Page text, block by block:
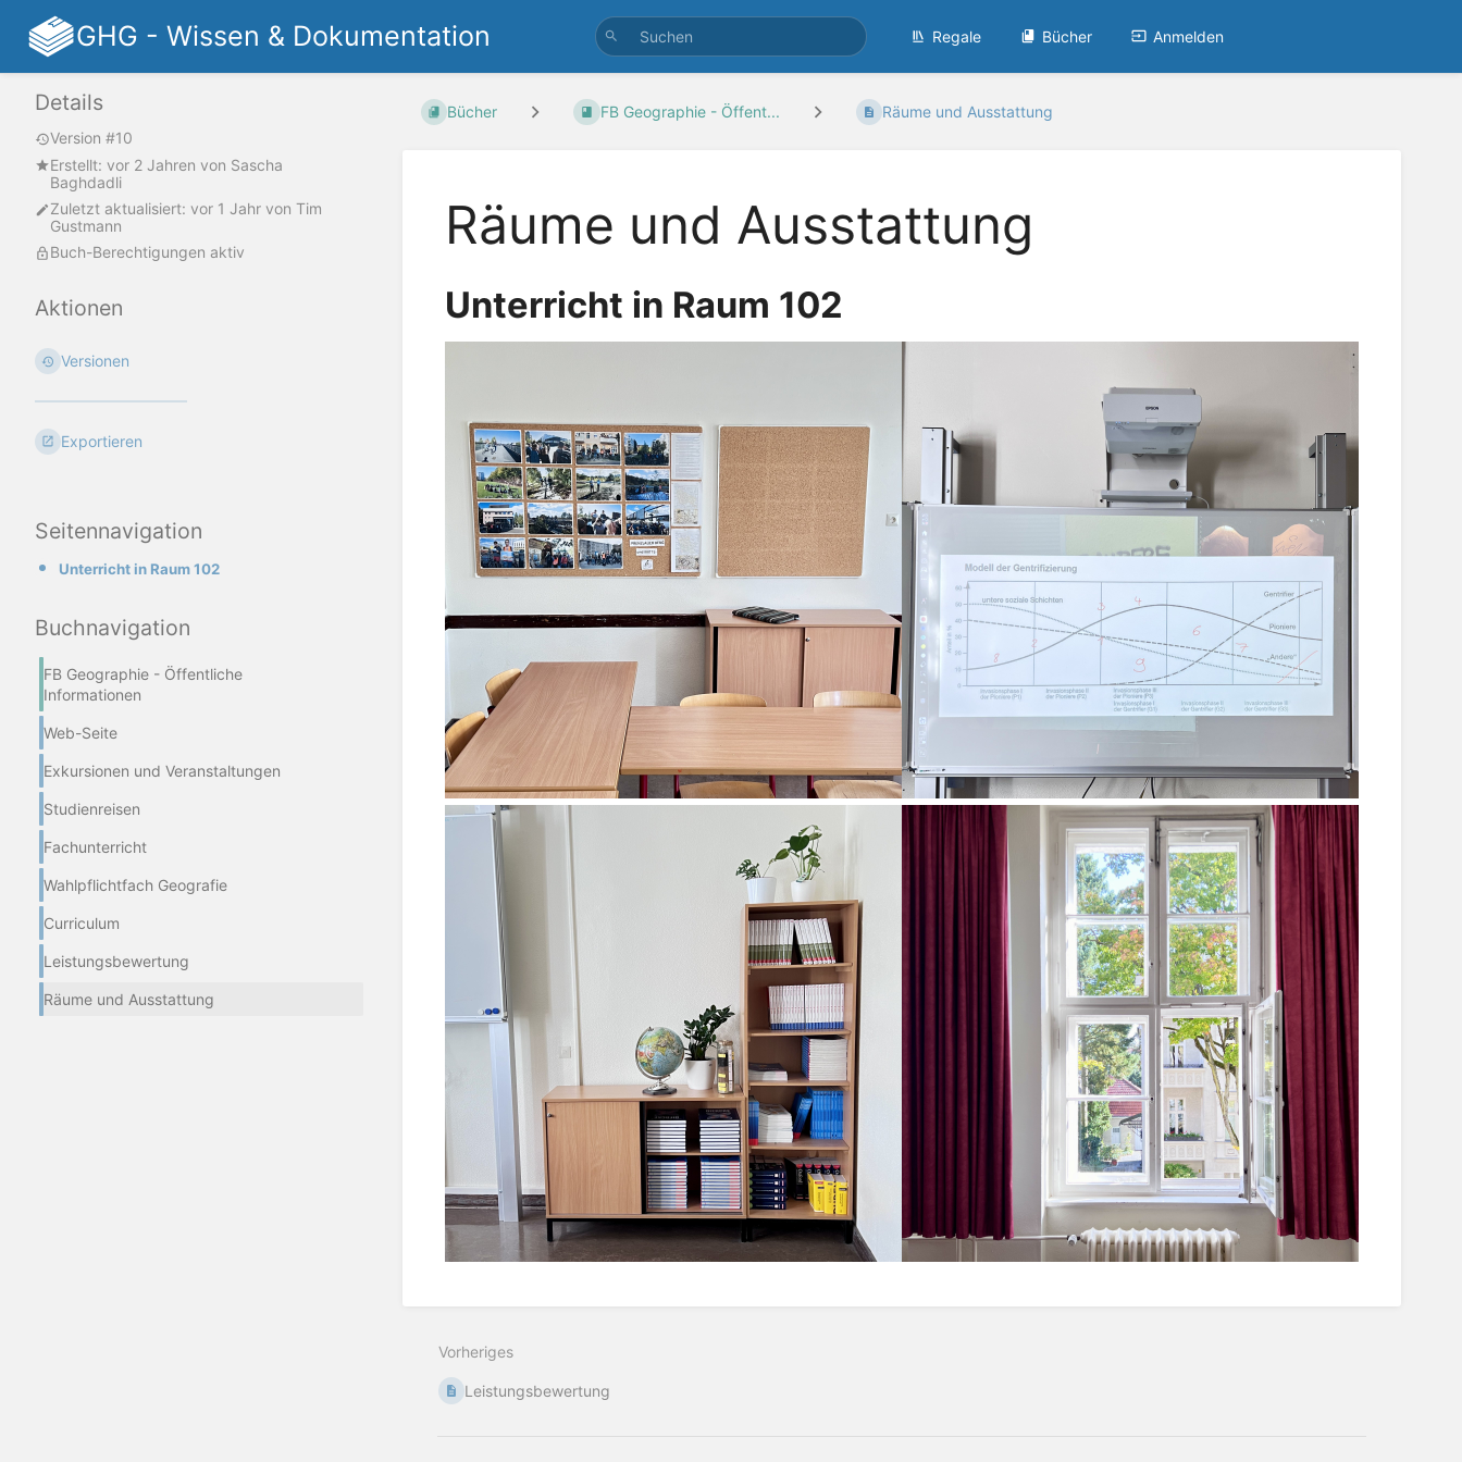
GHG - Wissen & Dokumentation Regale Bücher Anmelden
Seitennavigation
Unterricht in Raum 102
Buchnavigation
FB Geographie - Öffentliche
Informationen
Web-Seite
Exkursionen und Veranstaltungen
Studienreisen
Fachunterricht
Wahlpflichtfach Geografie
Curriculum
Leistungsbewertung
Räume und Ausstattung
Bücher FB Geographie - Öffent... Räume und Ausstattung
Räume und Ausstattung
Unterricht in Raum 102
Vorheriges
Leistungsbewertung
Details
Version #10
Erstellt: vor 2 Jahren von Sascha
Baghdadli
Zuletzt aktualisiert: vor 1 Jahr von Tim
Gustmann
Buch-Berechtigungen aktiv
Aktionen
Versionen
Exportieren